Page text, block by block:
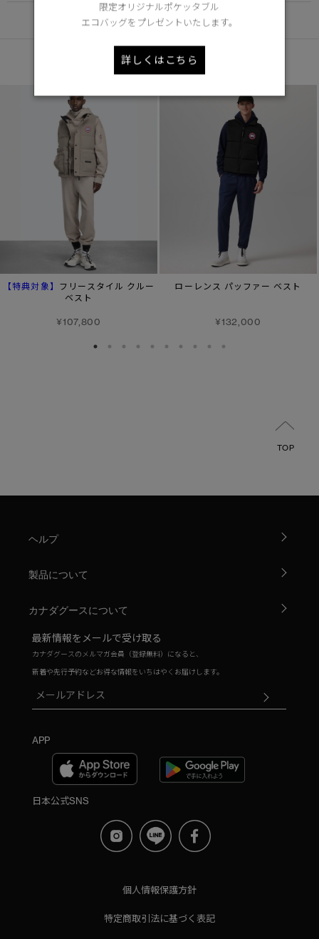
DETAIL
あなたへのおすすめ
【特典対象】
フリースタイル クルー
ベスト
¥107,800
ローレンス パッファー ベスト
¥132,000
TOP
ヘルプ
製品について
カナダグースについて
最新情報をメールで受け取る
カナダグースのメルマガ会員（登録無料）になると、
新着や先行予約などお得な情報をいちはやくお届けします。
APP
日本公式SNS
個人情報保護方針
特定商取引法に基づく表記
限定オリジナルポケッタブル
エコバッグをプレゼントいたします。
詳しくはこちら